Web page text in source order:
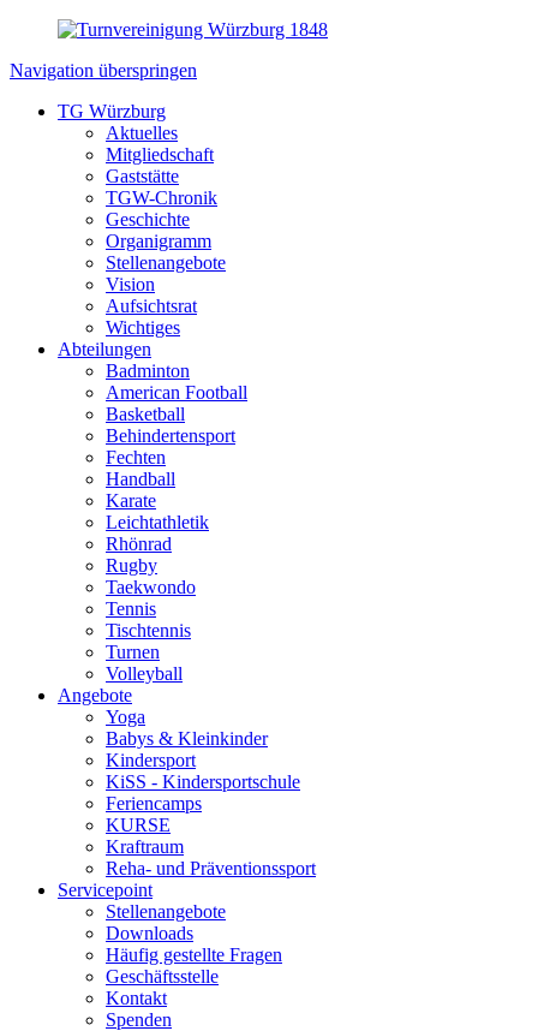
Navigation überspringen
TG Würzburg
Aktuelles
Mitgliedschaft
Gaststätte
TGW-Chronik
Geschichte
Organigramm
Stellenangebote
Vision
Aufsichtsrat
Wichtiges
Abteilungen
Badminton
American Football
Basketball
Behindertensport
Fechten
Handball
Karate
Leichtathletik
Rhönrad
Rugby
Taekwondo
Tennis
Tischtennis
Turnen
Volleyball
Angebote
Yoga
Babys & Kleinkinder
Kindersport
KiSS - Kindersportschule
Feriencamps
KURSE
Kraftraum
Reha- und Präventionssport
Servicepoint
Stellenangebote
Downloads
Häufig gestellte Fragen
Geschäftsstelle
Kontakt
Spenden